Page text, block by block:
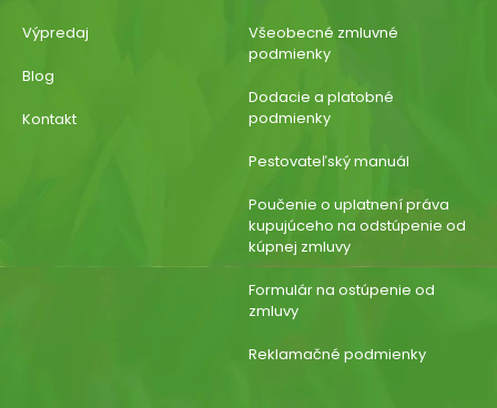
Výpredaj
Blog
Kontakt
Všeobecné zmluvné
podmienky
Dodacie a platobné
podmienky
Pestovateľský manuál
Poučenie o uplatnení práva
kupujúceho na odstúpenie od
kúpnej zmluvy
Formulár na ostúpenie od
zmluvy
Reklamačné podmienky